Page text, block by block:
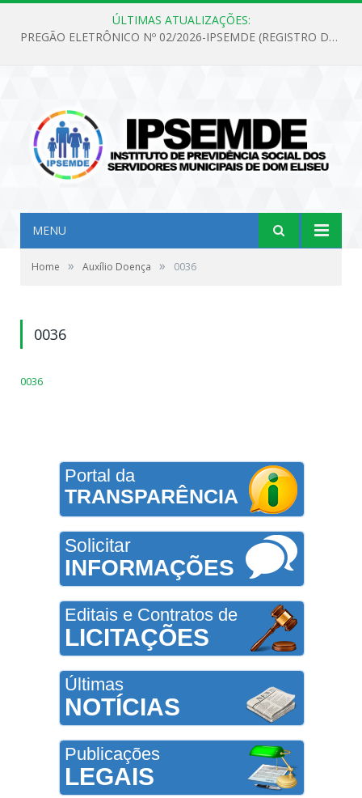
ÚLTIMAS ATUALIZAÇÕES:
PREGÃO ELETRÔNICO Nº 02/2026-IPSEMDE (REGISTRO DE PREÇOS PARA FUTURA E EVENTUAL AQUISIÇÃO DE MATERIAL DE LIMPEZA E GÊNEROS ALIMENTÍCIOS PARA ATENDER AS NECESSIDADES DO INSTITUTO DE PREVIDÊNCIA SOCIAL DOS SERVIDORES MUNICIPAIS DE DOM ELISEU.)
MENU
Home » Auxílio Doença » 0036
0036
0036
Portal da
TRANSPARÊNCIA
Solicitar
INFORMAÇÕES
Editais e Contratos de
LICITAÇÕES
Últimas
NOTÍCIAS
Publicações
LEGAIS